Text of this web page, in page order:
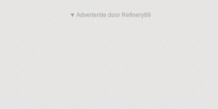
▼ Advertentie door Refinery89